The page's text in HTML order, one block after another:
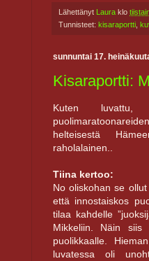
Lähettänyt Laura klo
Tunnisteet: kisaraportti
sunnuntai 17.
Kisaraportti:
Kuten luvattu,
helteisestä
raholalainen..
Tiina kertoo:
No oliskohan se
että innostaiskos
tilaa kahdelle
Mikkeliin. Näin siis
puolikkaalle.
luvatessa oli